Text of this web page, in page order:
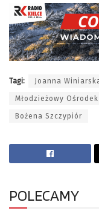
Tagi: Joanna
Młodzieżowy
Bożena Szczypiór
POLECAMY